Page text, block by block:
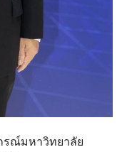
รณ์มหาวิทยาลัย